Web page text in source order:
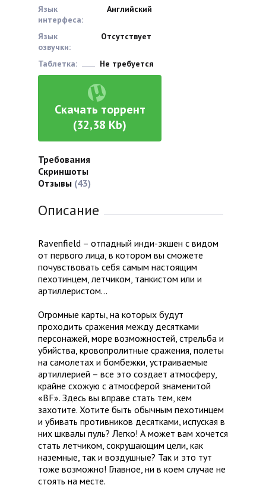
Язык
интерфеса:
Английский
Язык
озвучки:
Отсутствует
Таблетка: Не требуется
Скачать торрент
(32,38 Kb)
Требования
Скриншоты
Отзывы (43)
Описание
Ravenfield – отпадный инди-экшен с видом
от первого лица, в котором вы сможете
почувствовать себя самым настоящим
пехотинцем, летчиком, танкистом или и
артиллеристом…
Огромные карты, на которых будут
проходить сражения между десятками
персонажей, море возможностей, стрельба и
убийства, кровопролитные сражения, полеты
на самолетах и бомбежки, устраиваемые
артиллерией – все это создает атмосферу,
крайне схожую с атмосферой знаменитой
«BF». Здесь вы вправе стать тем, кем
захотите. Хотите быть обычным пехотинцем
и убивать противников десятками, испуская в
них шквалы пуль? Легко! А может вам хочется
стать летчиком, сокрушающим цели, как
наземные, так и воздушные? Так и это тут
тоже возможно! Главное, ни в коем случае не
стоять на месте.